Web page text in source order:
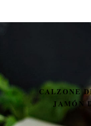
DE SALAMI Y
DE YORK